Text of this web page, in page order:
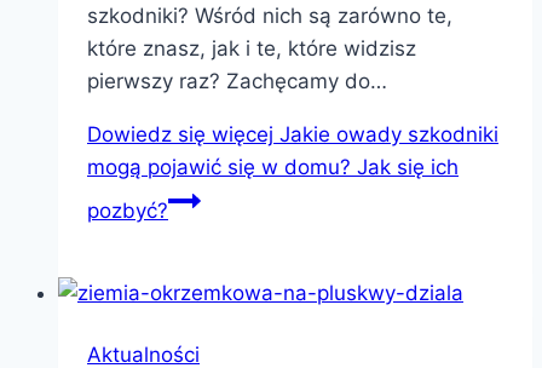
szkodniki? Wśród nich są zarówno te,
które znasz, jak i te, które widzisz
pierwszy raz? Zachęcamy do…
Dowiedz się więcej Jakie owady szkodniki
mogą pojawić się w domu? Jak się ich
pozbyć?
Aktualności